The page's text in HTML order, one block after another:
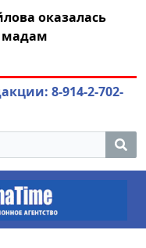
оказалась
мадам
8-914-2-702-